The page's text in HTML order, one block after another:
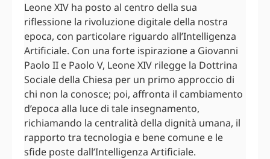
Leone XIV ha posto al centro della sua
riflessione la rivoluzione digitale della nostra
epoca, con particolare riguardo all’Intelligenza
Artificiale. Con una forte ispirazione a Giovanni
Paolo II e Paolo V, Leone XIV rilegge la Dottrina
Sociale della Chiesa per un primo approccio di
chi non la conosce; poi, affronta il cambiamento
d’epoca alla luce di tale insegnamento,
richiamando la centralità della dignità umana, il
rapporto tra tecnologia e bene comune e le
sfide poste dall’Intelligenza Artificiale.